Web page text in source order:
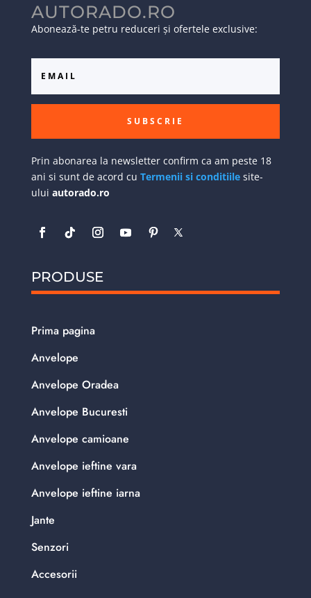
AUTORADO.RO
Abonează-te petru reduceri și ofertele exclusive:
SUBSCRIE
Prin abonarea la newsletter confirm ca am peste 18
ani si sunt de acord cu Termenii si conditiilesite-
ului autorado.ro
PRODUSE
Prima pagina
Anvelope
Anvelope Oradea
Anvelope Bucuresti
Anvelope camioane
Anvelope ieftine vara
Anvelope ieftine iarna
Jante
Senzori
Accesorii